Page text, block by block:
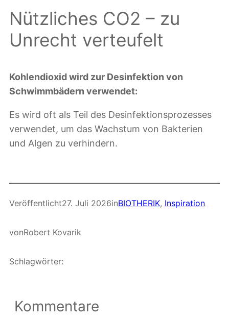
Nützliches CO2 – zu
Unrecht verteufelt
Kohlendioxid wird zur Desinfektion von
Schwimmbädern verwendet:
Es wird oft als Teil des Desinfektionsprozesses
verwendet, um das Wachstum von Bakterien
und Algen zu verhindern.
Veröffentlicht27. Juli 2026inBIOTHERIK, Inspiration
vonRobert Kovarik
Schlagwörter:
Kommentare